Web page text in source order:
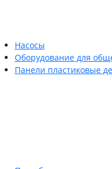
Насосы
Оборудование для
Панели пластиковые